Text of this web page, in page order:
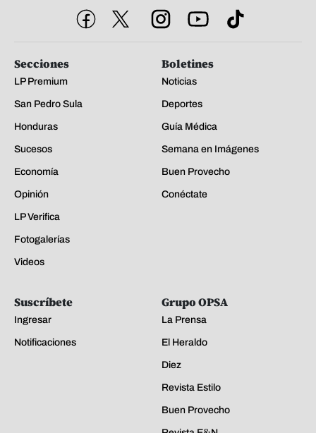
Secciones
LP Premium
San Pedro Sula
Honduras
Sucesos
Economía
Opinión
LP Verifica
Fotogalerías
Videos
Boletines
Noticias
Deportes
Guía Médica
Semana en Imágenes
Buen Provecho
Conéctate
Suscríbete
Ingresar
Notificaciones
Grupo OPSA
La Prensa
El Heraldo
Diez
Revista Estilo
Buen Provecho